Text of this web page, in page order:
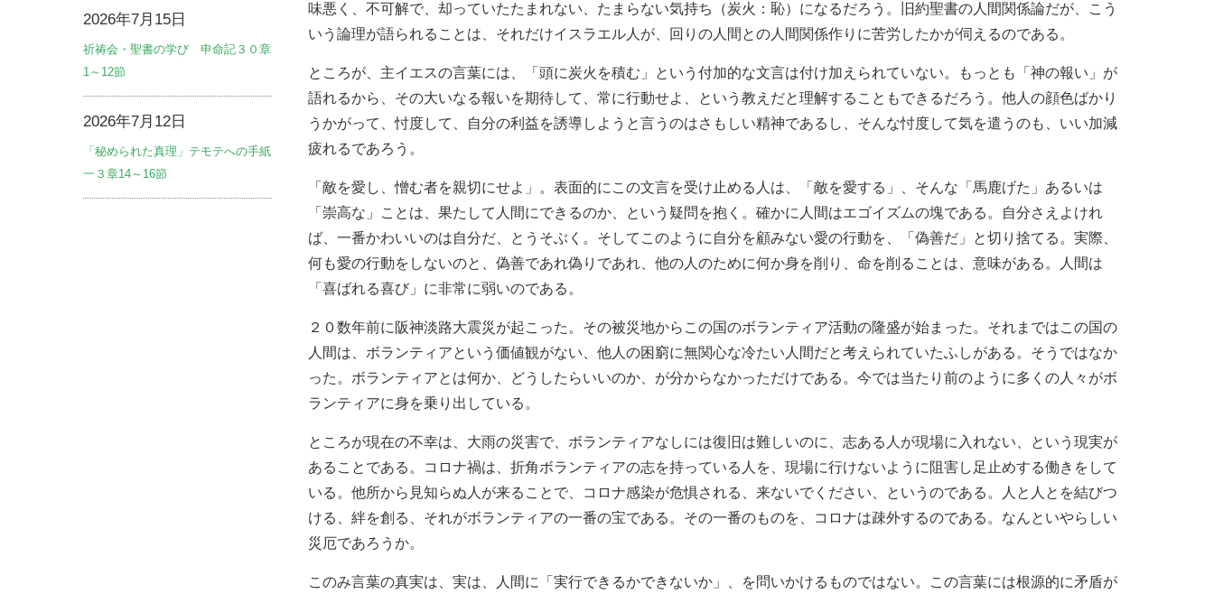
味悪く、不可解で、却っていたたまれない、たまらない気持ち（炭火：恥）になるだろう。旧約聖書の人間関係論だが、こう
いう論理が語られることは、それだけイスラエル人が、回りの人間との人間関係作りに苦労したかが伺えるのである。
ところが、主イエスの言葉には、「頭に炭火を積む」という付加的な文言は付け加えられていない。もっとも「神の報い」が
語れるから、その大いなる報いを期待して、常に行動せよ、という教えだと理解することもできるだろう。他人の顔色ばかり
うかがって、忖度して、自分の利益を誘導しようと言うのはさもしい精神であるし、そんな忖度して気を遣うのも、いい加減
疲れるであろう。
「敵を愛し、憎む者を親切にせよ」。表面的にこの文言を受け止める人は、「敵を愛する」、そんな「馬鹿げた」あるいは
「崇高な」ことは、果たして人間にできるのか、という疑問を抱く。確かに人間はエゴイズムの塊である。自分さえよけれ
ば、一番かわいいのは自分だ、とうそぶく。そしてこのように自分を顧みない愛の行動を、「偽善だ」と切り捨てる。実際、
何も愛の行動をしないのと、偽善であれ偽りであれ、他の人のために何か身を削り、命を削ることは、意味がある。人間は
「喜ばれる喜び」に非常に弱いのである。
２０数年前に阪神淡路大震災が起こった。その被災地からこの国のボランティア活動の隆盛が始まった。それまではこの国の
人間は、ボランティアという価値観がない、他人の困窮に無関心な冷たい人間だと考えられていたふしがある。そうではなか
った。ボランティアとは何か、どうしたらいいのか、が分からなかっただけである。今では当たり前のように多くの人々がボ
ランティアに身を乗り出している。
ところが現在の不幸は、大雨の災害で、ボランティアなしには復旧は難しいのに、志ある人が現場に入れない、という現実が
あることである。コロナ禍は、折角ボランティアの志を持っている人を、現場に行けないように阻害し足止めする働きをして
いる。他所から見知らぬ人が来ることで、コロナ感染が危惧される、来ないでください、というのである。人と人とを結びつ
ける、絆を創る、それがボランティアの一番の宝である。その一番のものを、コロナは疎外するのである。なんといやらしい
災厄であろうか。
このみ言葉の真実は、実は、人間に「実行できるかできないか」、を問いかけるものではない。この言葉には根源的に矛盾が
2026年7月15日
祈祷会・聖書の学び 申命記３０章
1～12節
2026年7月12日
「秘められた真理」テモテへの手紙
一３章14～16節